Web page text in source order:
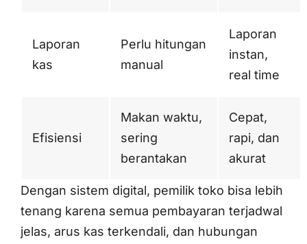
Laporan
kas
Perlu hitungan
manual
Laporan
instan,
real time
Efisiensi
Makan waktu,
sering
berantakan
Cepat,
rapi, dan
akurat
Dengan sistem digital, pemilik toko bisa lebih
tenang karena semua pembayaran terjadwal
jelas, arus kas terkendali, dan hubungan